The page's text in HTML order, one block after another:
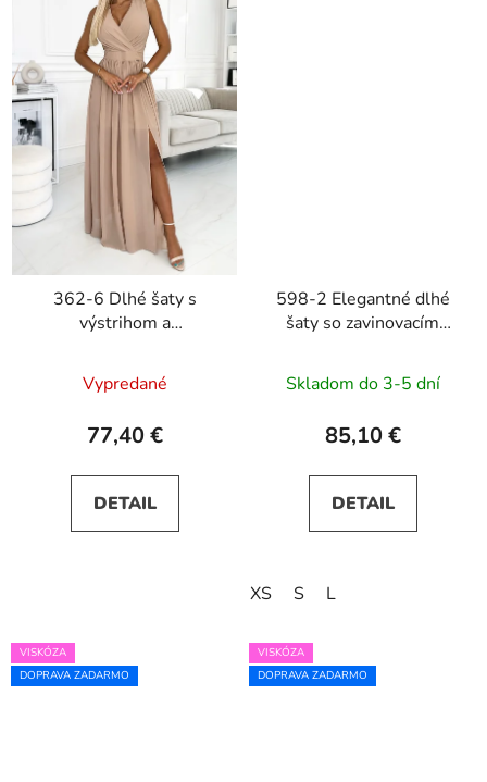
362-6 Dlhé šaty s
výstrihom a
JUSTINE - béžové
Vypredané
77,40 €
DETAIL
598-2 Elegantné dlhé
šaty so zavinovacím
zelené s trblietkami
Skladom do 3-5 dní
85,10 €
DETAIL
XS S L
VISKÓZA
DOPRAVA ZADARMO
VISKÓZA
DOPRAVA ZADARMO